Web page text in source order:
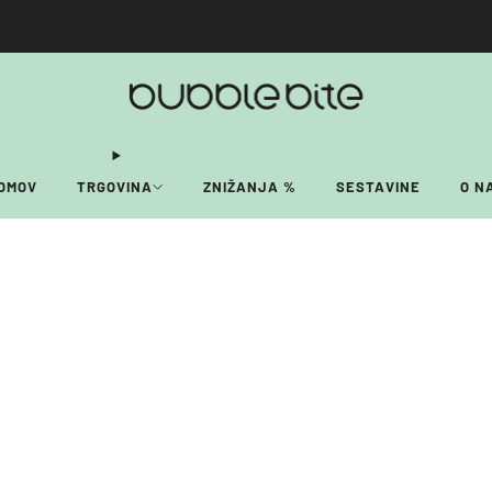
TRGOVINA ZNIŽANJA % SESTAVINE O